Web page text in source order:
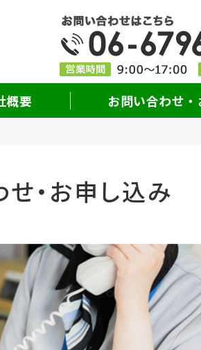
出版・各種DM発送
概要 お問い合わせ
・お申し込み